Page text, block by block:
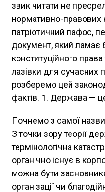
звик читати не
нормативно-правових
патріотичний пафос,
документ, який ламає
конституційного
лазівки для сучасних
розберемо цей
фактів. 1. Держава —
Почнемо з самої
З точки зору теорії
термінологічна
органічно існує в
можна бути
організації чи